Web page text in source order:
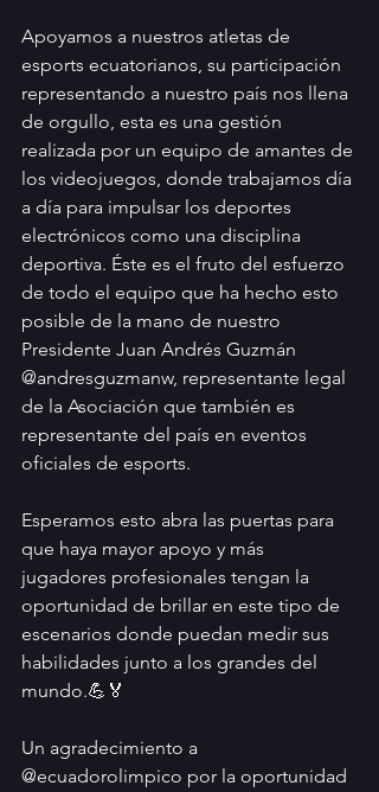
Apoyamos a nuestros atletas de
esports ecuatorianos, su participación
representando a nuestro país nos llena
de orgullo, esta es una gestión
realizada por un equipo de amantes de
los videojuegos, donde trabajamos día
a día para impulsar los deportes
electrónicos como una disciplina
deportiva. Éste es el fruto del esfuerzo
de todo el equipo que ha hecho esto
posible de la mano de nuestro
Presidente Juan Andrés Guzmán
@andresguzmanw, representante legal
de la Asociación que también es
representante del país en eventos
oficiales de esports.
Esperamos esto abra las puertas para
que haya mayor apoyo y más
jugadores profesionales tengan la
oportunidad de brillar en este tipo de
escenarios donde puedan medir sus
habilidades junto a los grandes del
mundo.💪🏅
Un agradecimiento a
@ecuadorolimpico por la oportunidad